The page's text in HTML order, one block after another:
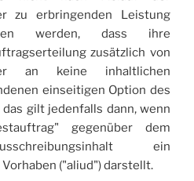
zu erbringenden Leistung
werden, dass ihre
zusätzlich von
an keine inhaltlichen
einseitigen Option des
gilt jedenfalls dann, wenn
gegenüber dem
ein
("aliud") darstellt.